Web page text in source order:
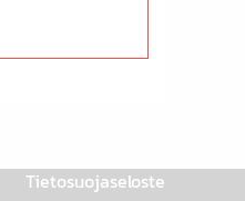
Tietosuojaseloste